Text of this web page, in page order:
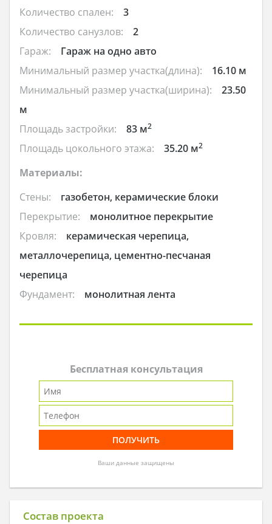
Количество спален:
3
Количество санузлов:
2
Гараж:
Гараж на одно авто
Минимальный размер участка(длина):
16.10 м
Минимальный размер участка(ширина):
23.50
м
Площадь застройки:
83 м2
Площадь цокольного этажа: 35.20 м2
Материалы:
Стены:
газобетон, керамические блоки
Перекрытие:
монолитное перекрытие
Кровля:
керамическая черепица,
металлочерепица, цементно-песчаная
черепица
Фундамент:
монолитная лента
Бесплатная консультация
Ваши данные защищены
Состав проекта